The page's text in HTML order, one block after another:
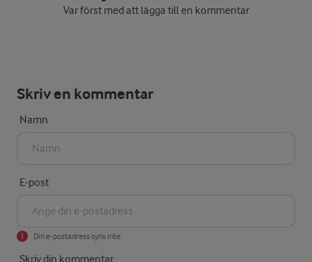
Var först med att lägga till en kommentar
Skriv en kommentar
Namn
E-post
Din e-postadress syns inte
Skriv din kommentar